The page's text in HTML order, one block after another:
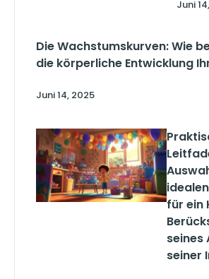
Juni
Die Wachstumskurven: Wie
die körperliche Entwicklung
Juni 14, 2025
für ein
seines
seiner